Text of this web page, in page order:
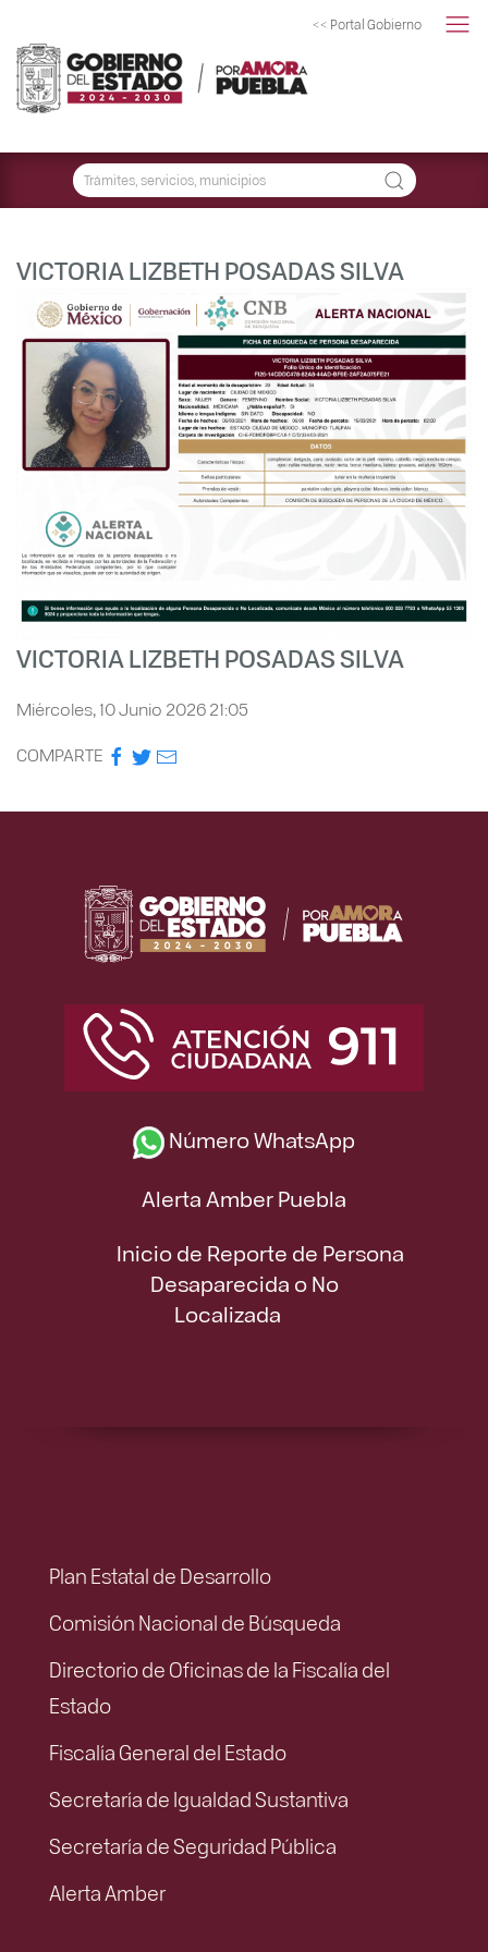
<< Portal Gobierno
VICTORIA LIZBETH POSADAS SILVA
VICTORIA LIZBETH POSADAS SILVA
Miércoles, 10 Junio 2026 21:05
COMPARTE
Número WhatsApp
Alerta Amber Puebla
Inicio de Reporte de Persona
Desaparecida o No
Localizada
Plan Estatal de Desarrollo
Comisión Nacional de Búsqueda
Directorio de Oficinas de la Fiscalía del
Estado
Fiscalía General del Estado
Secretaría de Igualdad Sustantiva
Secretaría de Seguridad Pública
Alerta Amber